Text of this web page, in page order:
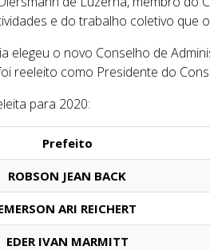
e do trabalho coletivo que
elegeu o novo Conselho de
reeleito como Presidente do
para 2020:
Prefeito
ROBSON JEAN BACK
ARI REICHERT
EDER IVAN MARMITT